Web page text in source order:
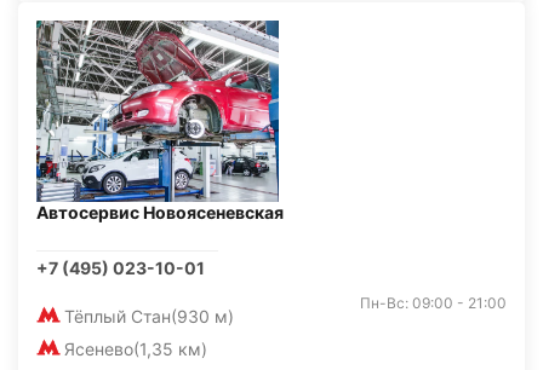
Автосервис Новоясеневская
+7 (495) 023-10-01
Тёплый Стан(930 м)
Ясенево(1,35 км)
Пн-Вс: 09:00 - 21:00